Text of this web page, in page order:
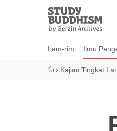
Study
Buddhism
Home
Lam-rim Ilmu
› Kajian Tingkat